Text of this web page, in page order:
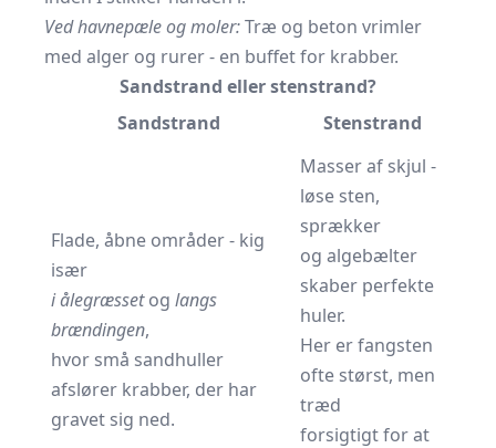
Ved havnepæle og moler:Træ og beton vrimler
med alger og rurer - en buffet for krabber.
Sandstrand eller stenstrand?
Sandstrand
Stenstrand
Flade, åbne områder - kig
især
i ålegræssetog langs
brændingen,
hvor små sandhuller
afslører krabber, der har
gravet sig ned.
Masser af skjul -
løse sten,
sprækker
og algebælter
skaber perfekte
huler.
Her er fangsten
ofte størst, men
træd
forsigtigt for at